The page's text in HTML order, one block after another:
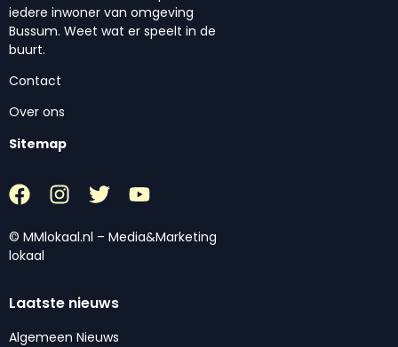
iedere inwoner van omgeving
Bussum. Weet wat er speelt in de
buurt.
Contact
Over ons
Sitemap
© MMlokaal.nl – Media&Marketing
lokaal
Laatste nieuws
Algemeen Nieuws